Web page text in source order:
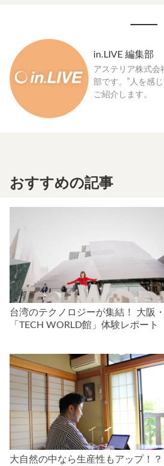
in.LIVE 編集部
アステリア株式会
部です。”人を感
ご紹介します。
おすすめの記事
台湾のテクノロジーが集結！ 大阪
「TECH WORLD館」体験レポート
大自然の中なら生産性もアップ！